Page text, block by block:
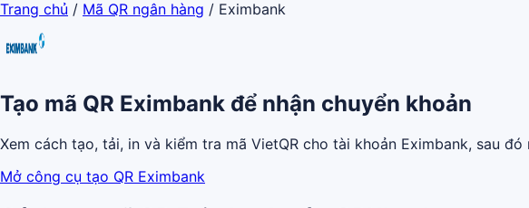
Trang chủ / Mã QR ngân hàng / Eximbank
Tạo mã QR Eximbank để nhận chuyển khoản
Xem cách tạo, tải, in và kiểm tra mã VietQR cho tài khoản Eximbank, sau
Mở công cụ tạo QR Eximbank